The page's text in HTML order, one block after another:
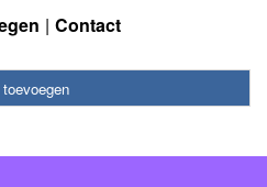
Contact